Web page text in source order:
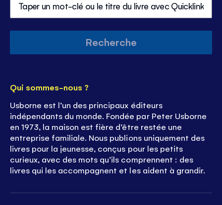
Recherche
Qui sommes-nous ?
Usborne est l’un des principaux éditeurs
indépendants du monde. Fondée par Peter Usborne
en 1973, la maison est fière d’être restée une
entreprise familiale. Nous publions uniquement des
livres pour la jeunesse, conçus pour les petits
curieux, avec des mots qu’ils comprennent : des
livres qui les accompagnent et les aident à grandir.